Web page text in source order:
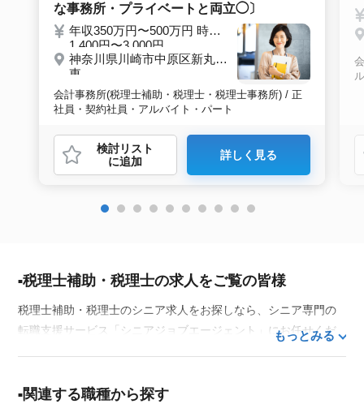
な事務所・プライベートと両立◯〕
年収350万円〜500万円 時給
1,400円〜3,000円
神奈川県川崎市中原区新丸子
東
会計事務所(税理士補助・税理士・税理士事務所) / 正
社員・契約社員・アルバイト・パート
検討リスト
に追加
詳しく見る
税理士補助・税理士の求人をご覧の皆様
税理士補助・税理士のシニア求人をお探しなら、シニア専門の
転職支援サービス「シニアジョブエージェント」にお任せくだ
を徹底的にサポートします。この求人を含む
もっとみる
関連する職種から探す